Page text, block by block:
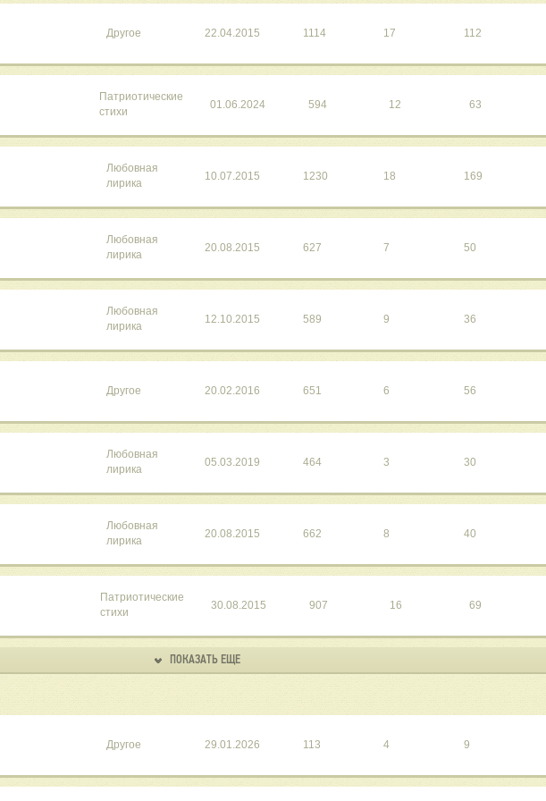
Другое 22.04.2015 1114 17 112
Патриотические
стихи
01.06.2024 594 12 63
Любовная
лирика
10.07.2015 1230 18 169
Любовная
лирика
20.08.2015 627 7 50
Любовная
лирика
12.10.2015 589 9 36
Другое 20.02.2016 651 6 56
Любовная
лирика
05.03.2019 464 3 30
Любовная
лирика
20.08.2015 662 8 40
Патриотические
стихи
30.08.2015 907 16 69
ПОКАЗАТЬ ЕЩЕ
Другое 29.01.2026 113 4 9